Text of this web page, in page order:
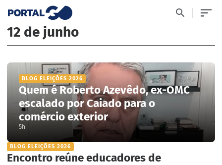
12 de junho
BLOG ELEIÇÕES 2026
Quem é Roberto Azevêdo, ex-OMC
escalado por Caiado para o
comércio exterior
5h
BLOG ELEIÇÕES 2026
Encontro reúne educadores de